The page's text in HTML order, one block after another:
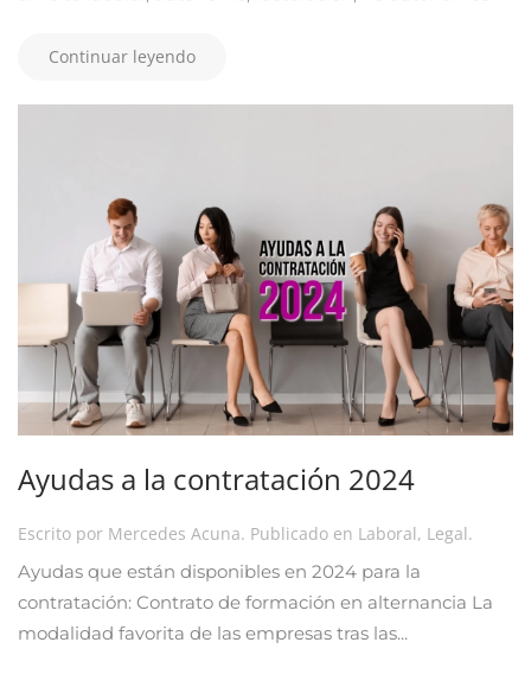
Continuar leyendo
Ayudas a la contratación 2024
Escrito por Mercedes Acuna. Publicado en Laboral, Legal.
Ayudas que están disponibles en 2024 para la
contratación: Contrato de formación en alternancia La
modalidad favorita de las empresas tras las...